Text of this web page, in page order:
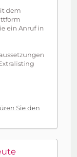
dem
ein Anruf in
Sie den